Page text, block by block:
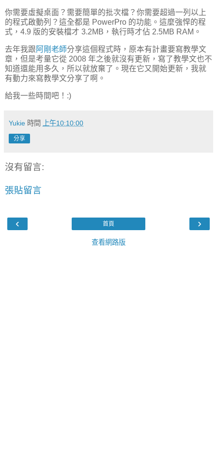
你需要虛擬桌面？需要簡單的批次檔？你需要超過一列以上
的程式啟動列？這全都是 PowerPro 的功能。這麼強悍的程
式，4.9 版的安裝檔才 3.2MB，執行時才佔 2.5MB RAM。
去年我跟 阿剛老師分享這個程式時，原本有計畫要寫教學文
章，但是考量它從 2008 年之後就沒有更新，寫了教學文也不
知道還能用多久，所以就放棄了。現在它又開始更新，我就
有動力來寫教學文分享了啊。
給我一些時間吧！:)
Yukie 時間 上午10:10:00
分享
沒有留言:
張貼留言
‹ ›
首頁
查看網路版